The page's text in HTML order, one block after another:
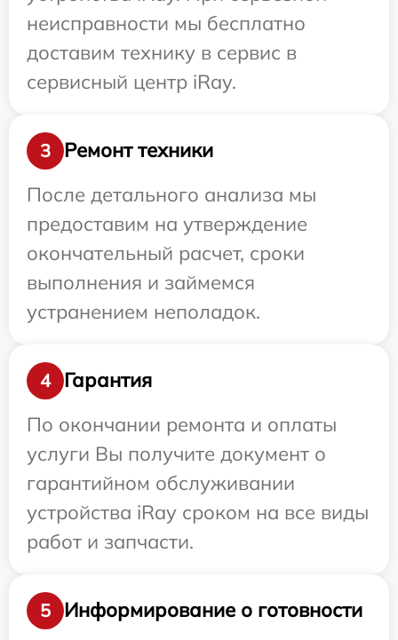
неисправности мы бесплатно
доставим технику в сервис в
сервисный центр iRay.
3
Ремонт техники
После детального анализа мы
предоставим на утверждение
окончательный расчет, сроки
выполнения и займемся
устранением неполадок.
4
Гарантия
По окончании ремонта и оплаты
услуги Вы получите документ о
гарантийном обслуживании
устройства iRay сроком на все виды
работ и запчасти.
5
Информирование о готовности